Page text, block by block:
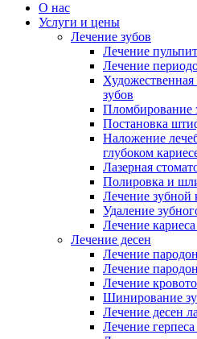
О нас
Услуги и цены
Лечение зубов
Лечение
Лечение
Художественная
зубов
Пломбирование
Постановка
Наложение
глубоком
Лазерная
Полировка и
Лечение зубной
Удаление
Лечение кариеса
Лечение десен
Лечение
Лечение
Лечение
Шинирование
Лечение десен
Лечение